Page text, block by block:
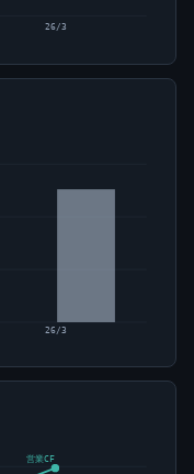
26/3
26/3
営業CF